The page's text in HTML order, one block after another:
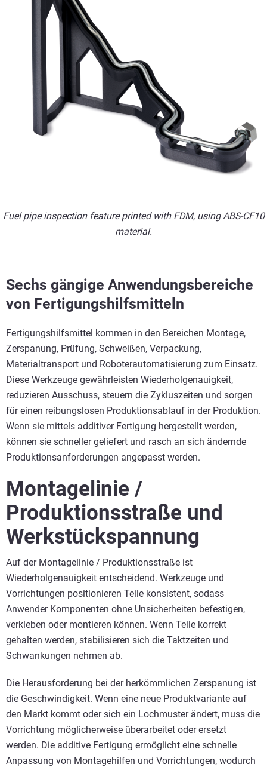
Fuel pipe inspection feature printed with FDM, using ABS-CF10
material.
Sechs gängige Anwendungsbereiche
von Fertigungshilfsmitteln
Fertigungshilfsmittel kommen in den Bereichen Montage,
Zerspanung, Prüfung, Schweißen, Verpackung,
Materialtransport und Roboterautomatisierung zum Einsatz.
Diese Werkzeuge gewährleisten Wiederholgenauigkeit,
reduzieren Ausschuss, steuern die Zykluszeiten und sorgen
für einen reibungslosen Produktionsablauf in der Produktion.
Wenn sie mittels additiver Fertigung hergestellt werden,
können sie schneller geliefert und rasch an sich ändernde
Produktionsanforderungen angepasst werden.
Montagelinie /
Produktionsstraße und
Werkstückspannung
Auf der Montagelinie / Produktionsstraße ist
Wiederholgenauigkeit entscheidend. Werkzeuge und
Vorrichtungen positionieren Teile konsistent, sodass
Anwender Komponenten ohne Unsicherheiten befestigen,
verkleben oder montieren können. Wenn Teile korrekt
gehalten werden, stabilisieren sich die Taktzeiten und
Schwankungen nehmen ab.
Die Herausforderung bei der herkömmlichen Zerspanung ist
die Geschwindigkeit. Wenn eine neue Produktvariante auf
den Markt kommt oder sich ein Lochmuster ändert, muss die
Vorrichtung möglicherweise überarbeitet oder ersetzt
werden. Die additive Fertigung ermöglicht eine schnelle
Anpassung von Montagehilfen und Vorrichtungen, wodurch